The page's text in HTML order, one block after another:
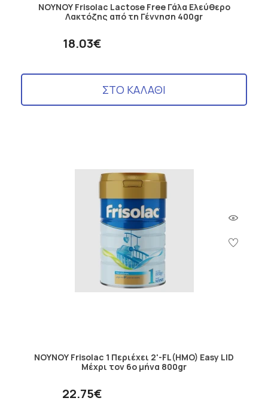
ΝΟΥΝΟΥ Frisolac Lactose Free Γάλα Ελεύθερο
Λακτόζης από τη Γέννηση 400gr
18.03€
ΣΤΟ ΚΑΛΑΘΙ
ΝΟΥΝΟΥ Frisolac 1 Περιέχει 2'-FL(HMO) Easy LID
Μέχρι τον 6ο μήνα 800gr
22.75€